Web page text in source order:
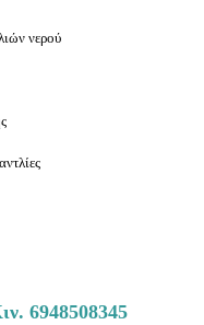
νερού
6948508345